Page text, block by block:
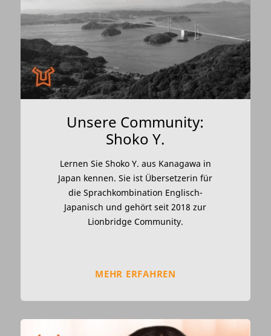
Unsere Community:
Shoko Y.
Lernen Sie Shoko Y. aus Kanagawa in
Japan kennen. Sie ist Übersetzerin für
die Sprachkombination Englisch-
Japanisch und gehört seit 2018 zur
Lionbridge Community.
MEHR ERFAHREN